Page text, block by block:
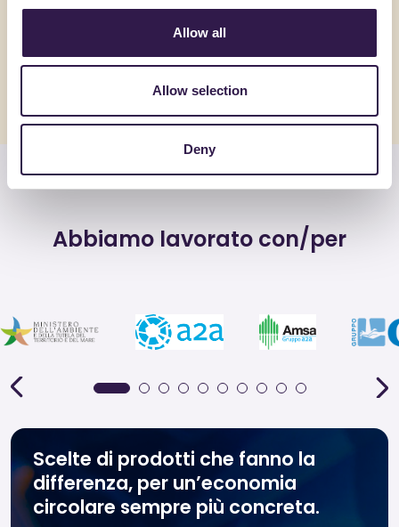
Allow all
Allow selection
Deny
Abbiamo lavorato con/per
Scelte di prodotti che fanno la
differenza, per un’economia
circolare sempre più concreta.